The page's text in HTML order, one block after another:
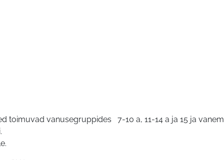
toimuvad vanusegruppides 7-10 a, 11-14 a ja 15 ja